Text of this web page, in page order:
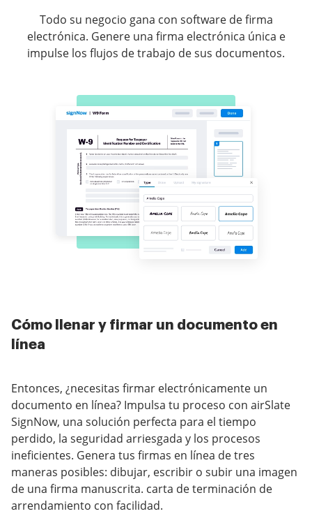
Todo su negocio gana con software de firma
electrónica. Genere una firma electrónica única e
impulse los flujos de trabajo de sus documentos.
Cómo llenar y firmar un documento en
línea
Entonces, ¿necesitas firmar electrónicamente un
documento en línea? Impulsa tu proceso con airSlate
SignNow, una solución perfecta para el tiempo
perdido, la seguridad arriesgada y los procesos
ineficientes. Genera tus firmas en línea de tres
maneras posibles: dibujar, escribir o subir una imagen
de una firma manuscrita. carta de terminación de
arrendamiento con facilidad.